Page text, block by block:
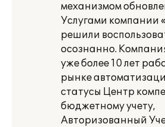
механизмом
Услугами компании
решили
осознанно.
уже более 10 лет
рынке
статусы Центр
бюджетному учету,
Авторизованный